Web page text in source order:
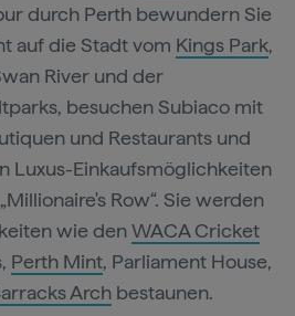
durch Perth bewundern Sie
auf die Stadt vom Kings Park,
River und der
besuchen Subiaco mit
und Restaurants und
Luxus-Einkaufsmöglichkeiten
Row“. Sie werden
wie denWACA Cricket
Perth Mint, Parliament House,
Arch bestaunen.